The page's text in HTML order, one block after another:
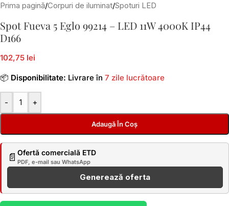
Prima pagină/Corpuri de iluminat/Spoturi LED
Spot Fueva 5 Eglo 99214 – LED 11W 4000K IP44
D166
102,75 lei
📦 Disponibilitate: Livrare în 7 zile lucrătoare
- +
Adaugă În Coș
📄 Ofertă comercială ETD
PDF, e-mail sau WhatsApp
Generează oferta